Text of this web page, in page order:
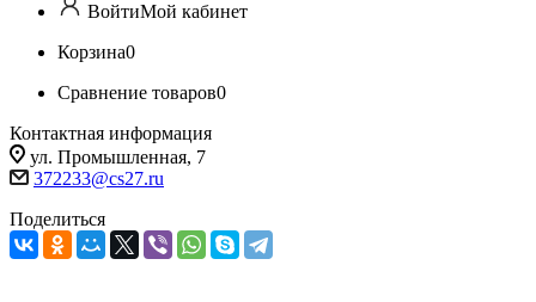
ВойтиМой кабинет
Корзина0
Сравнение товаров0
Контактная информация
ул. Промышленная, 7
372233@cs27.ru
Поделиться